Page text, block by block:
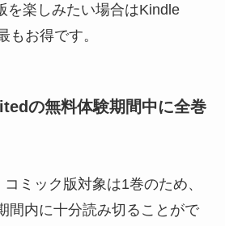
を楽しみたい場合はKindle
もお得です。
の無料体験期間中に全巻
ミック版対象は1巻のため、
間内に十分読み切ることがで